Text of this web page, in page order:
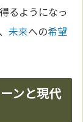
るようになっ
未来への希望
ンと現代